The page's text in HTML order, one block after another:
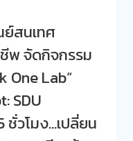
สนเทศ
พ จัดกิจกรรม
One Lab“
SDU
ชั่วโมง…เปลี่ยน